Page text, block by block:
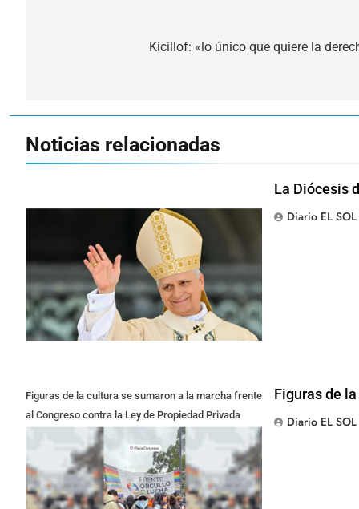
Kicillof: «lo único que quiere la
Noticias relacionadas
La Diócesis
Diario EL SOL
Figuras de la cultura se sumaron a la marcha frente
al Congreso contra la Ley de Propiedad Privada
Figuras de
Diario EL SOL